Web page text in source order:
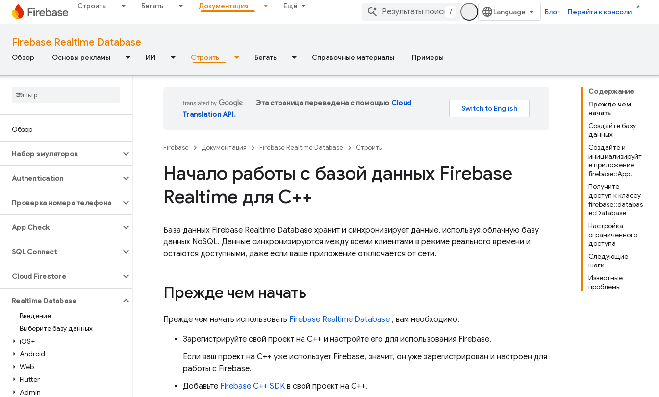
Строить Бегать Документация Ещё
/ Блог Перейти к консоли
Firebase Realtime Database
Обзор Основы рекламы ИИ Строить Бегать Справочные материалы Примеры
Обзор
Набор эмуляторов
Authentication
Проверка номера телефона
App Check
SQL Connect
Cloud Firestore
Realtime Database
Введение
Выберите базу данных
iOS+
Android
Web
Flutter
Admin
Содержание
Прежде чем
начать
Создайте базу
данных
Создайте и
инициализируйт
е приложение
firebase::App.
Получите
доступ к классу
firebase::databas
e::Database
Настройка
ограниченного
доступа
Следующие
шаги
Известные
проблемы
Эта страница переведена с помощью Cloud
Translation API.
Firebase Документация Firebase Realtime Database Строить
Начало работы с базой данных Firebase
Realtime для C++
База данных Firebase Realtime Database хранит и синхронизирует данные, используя облачную базу
данных NoSQL. Данные синхронизируются между всеми клиентами в режиме реального времени и
остаются доступными, даже если ваше приложение отключается от сети.
Прежде чем начать
Прежде чем начать использовать Firebase Realtime Database , вам необходимо:
Зарегистрируйте свой проект на C++ и настройте его для использования Firebase.
Если ваш проект на C++ уже использует Firebase, значит, он уже зарегистрирован и настроен для
работы с Firebase.
Добавьте Firebase C++ SDK в свой проект на C++.